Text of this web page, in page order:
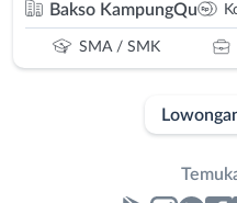
Bakso KampungQu
SMA / SMK